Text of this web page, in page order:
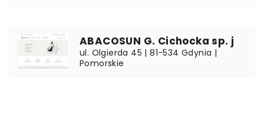
ABACOSUN G. Cichocka sp. j
ul. Olgierda 45 | 81-534 Gdynia |
Pomorskie